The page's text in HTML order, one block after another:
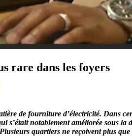
rare dans les foyers
de fourniture d’électricité. Dans
s’était notablement améliorée sous
quartiers ne reçoivent plus